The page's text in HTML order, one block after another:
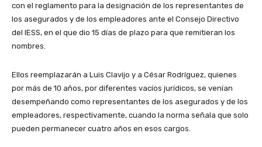
con el reglamento para la designación de los representantes de
los asegurados y de los empleadores ante el Consejo Directivo
del IESS, en el que dio 15 días de plazo para que remitieran los
nombres.
Ellos reemplazarán a Luis Clavijo y a César Rodríguez, quienes
por más de 10 años, por diferentes vacíos jurídicos, se venían
desempeñando como representantes de los asegurados y de los
empleadores, respectivamente, cuando la norma señala que solo
pueden permanecer cuatro años en esos cargos.